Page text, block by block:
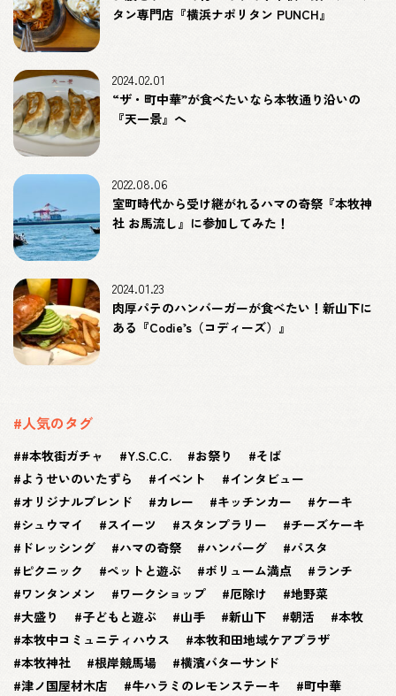
タン専門店『横浜ナポリタン PUNCH』
“ザ・町中華”が食べたいなら本牧通り沿いの
『天一景』へ
2024.02.01
室町時代から受け継がれるハマの奇祭『本牧神
社 お馬流し』に参加してみた！
2022.08.06
肉厚パテのハンバーガーが食べたい！新山下に
ある『Codie’s（コディーズ）』
2024.01.23
#人気のタグ
#本牧街ガチャ Y.S.C.C. お祭り
そば
ようせいのいたずら
イベント
インタビュー
オリジナルブレンド
カレー キッチンカー
ケーキ
シュウマイ
スイーツ スタンプラリー
チーズケーキ
ドレッシング
ハマの奇祭 ハンバーグ
パスタ
ピクニック
ペットと遊ぶ ボリューム満点
ランチ
ワンタンメン
ワークショップ 厄除け
地野菜
大盛り
子どもと遊ぶ 山手 新山下 朝活
本牧
本牧中コミュニティハウス
本牧和田地域ケアプラザ
本牧神社
根岸競馬場
横濱バターサンド
津ノ国屋材木店
牛ハラミのレモンステーキ
町中華